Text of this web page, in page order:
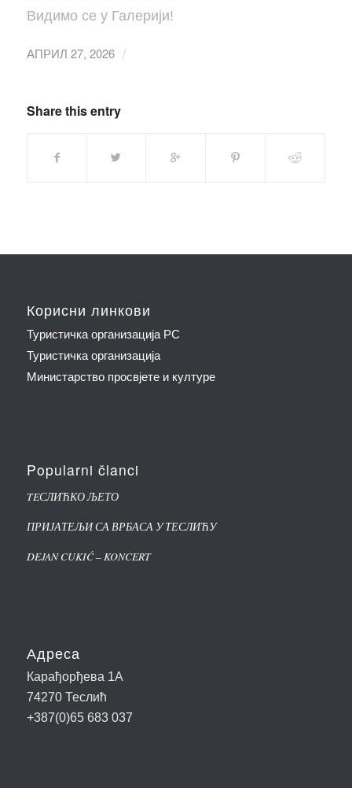
​Видимо се у Галерији!
АПРИЛ 27, 2026 /
Share this entry
Корисни линкови
Туристичка организација РС
Туристичка организација
Министарство просвјете и културе
Popularni članci
TEСЛИЋКО ЉЕТО
ПРИЈАТЕЉИ СА ВРБАСА У ТЕСЛИЋУ
DEJAN CUKIĆ – KONCERT
Адреса
Карађорђева 1А
74270 Теслић
+387(0)65 683 037